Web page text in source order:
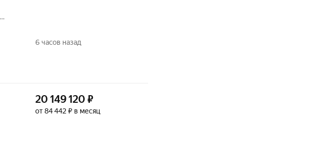
6 часов назад
20 149 120 ₽
от 84 442 ₽ в месяц